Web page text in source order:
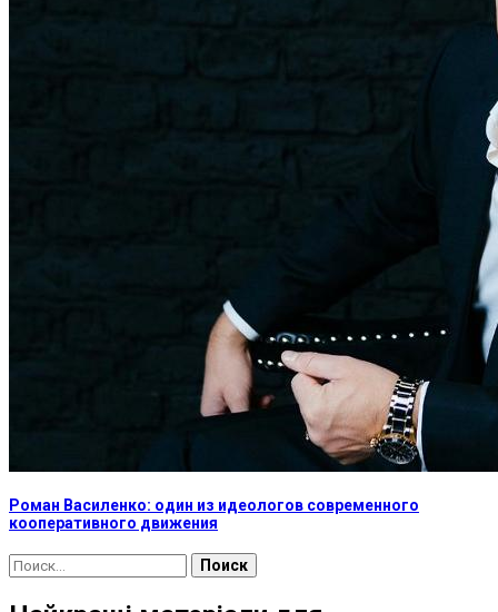
Роман Василенко: один из идеологов современного
кооперативного движения
Найти: